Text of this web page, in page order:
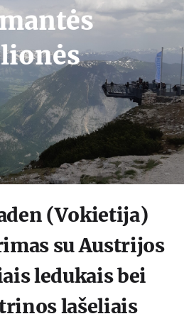
(Vokietija)
su Austrijos
ledukais bei
lašeliais